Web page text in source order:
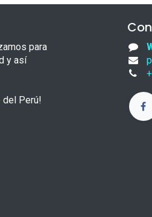
para
y así
del Perú!